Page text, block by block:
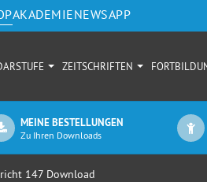
AKADEMIENEWSAPP
ZEITSCHRIFTEN
MEINE BESTELLUNGEN
Zu Ihren Downloads
147 Download